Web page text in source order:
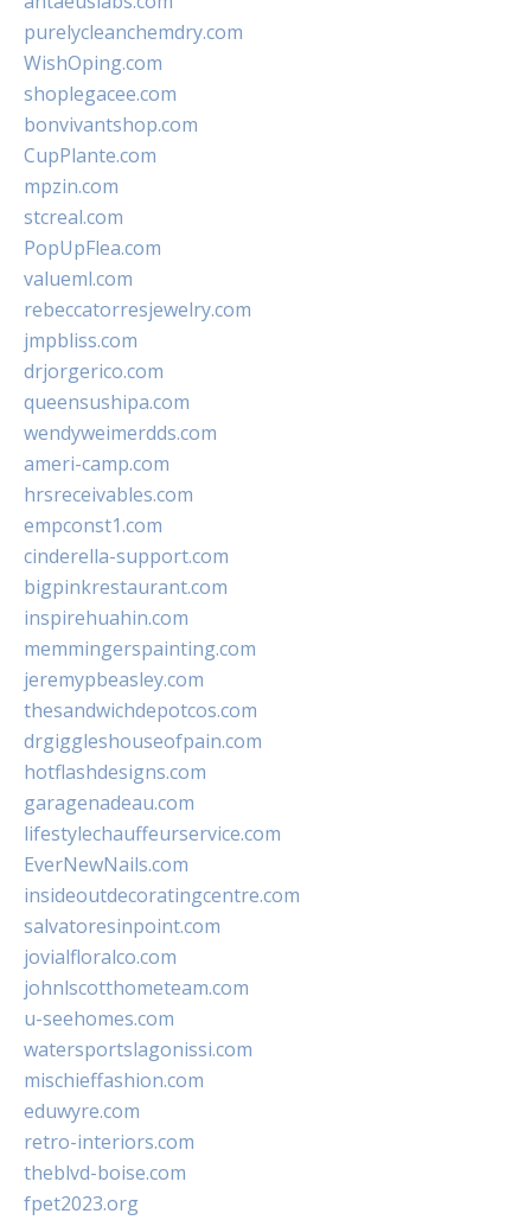
purelycleanchemdry.com
WishOping.com
shoplegacee.com
bonvivantshop.com
CupPlante.com
mpzin.com
stcreal.com
PopUpFlea.com
valueml.com
rebeccatorresjewelry.com
jmpbliss.com
drjorgerico.com
queensushipa.com
wendyweimerdds.com
ameri-camp.com
hrsreceivables.com
empconst1.com
cinderella-support.com
bigpinkrestaurant.com
inspirehuahin.com
memmingerspainting.com
jeremypbeasley.com
thesandwichdepotcos.com
drgiggleshouseofpain.com
hotflashdesigns.com
garagenadeau.com
lifestylechauffeurservice.com
EverNewNails.com
insideoutdecoratingcentre.com
salvatoresinpoint.com
jovialfloralco.com
johnlscotthometeam.com
u-seehomes.com
watersportslagonissi.com
mischieffashion.com
eduwyre.com
retro-interiors.com
theblvd-boise.com
fpet2023.org